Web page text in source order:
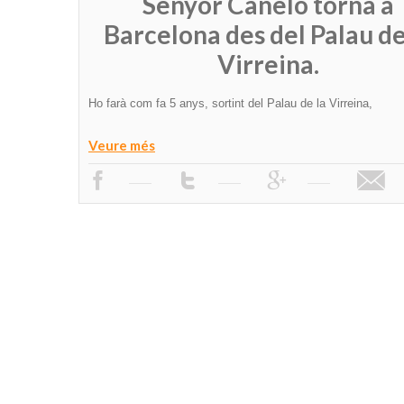
Barcelona des del Palau
Virreina.
Ho farà com fa 5 anys, sortint del Palau de la Virreina,
Veure més